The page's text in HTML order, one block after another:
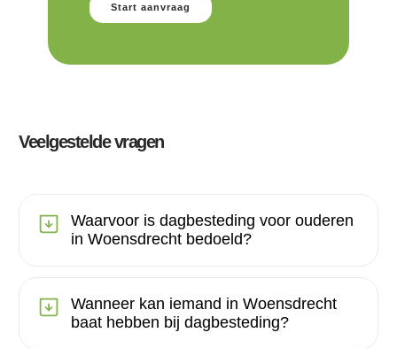
Start aanvraag
Veelgestelde vragen
Waarvoor is dagbesteding voor ouderen
in Woensdrecht bedoeld?
Wanneer kan iemand in Woensdrecht
baat hebben bij dagbesteding?